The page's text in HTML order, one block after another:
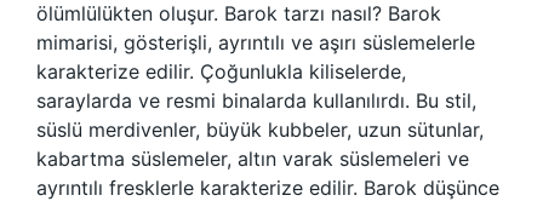
ölümlülükten oluşur. Barok tarzı nasıl? Barok
mimarisi, gösterişli, ayrıntılı ve aşırı süslemelerle
karakterize edilir. Çoğunlukla kiliselerde,
saraylarda ve resmi binalarda kullanılırdı. Bu stil,
süslü merdivenler, büyük kubbeler, uzun sütunlar,
kabartma süslemeler, altın varak süslemeleri ve
ayrıntılı fresklerle karakterize edilir. Barok düşünce